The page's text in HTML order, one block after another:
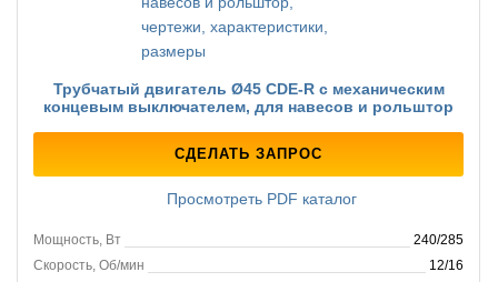
Трубчатый двигатель Ø45 CDE-R с механическим
концевым выключателем, для навесов и рольштор
СДЕЛАТЬ ЗАПРОС
Просмотреть PDF каталог
Мощность, Вт
240/285
Скорость, Об/мин
12/16